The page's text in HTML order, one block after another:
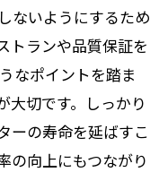
ないようにするため
トランや品質保証を
なポイントを踏ま
大切です。しっかり
ーの寿命を延ばすこ
の向上にもつながり